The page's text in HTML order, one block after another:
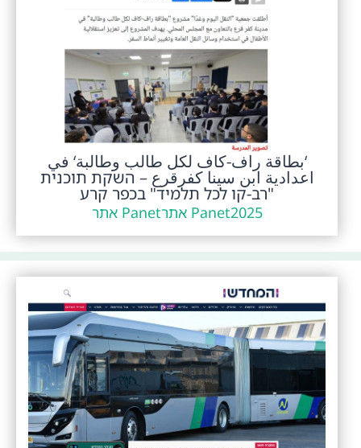
‘بطاقة راف-كاف لكل طالب وطالبة‘ في
اعدادية ابن سينا كفرقرع – השקת תוכנית
"רב-קו לכל תלמיד" בכפר קרע
2025Panet אתר Panet אתר